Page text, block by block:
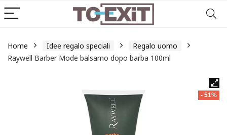
Home Idee regalo speciali
Regalo uomo
Raywell Barber Mode balsamo dopo barba 100ml
- 51%